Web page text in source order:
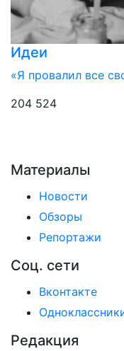
Идеи
«Я провалил все
204 524
Материалы
Новости
Обзоры
Репортажи
Соц. сети
Вконтакте
Редакция